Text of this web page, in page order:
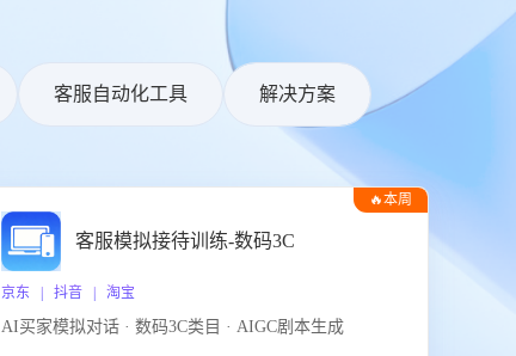
客服自动化工具 解决方案
🔥本周
客服模拟接待训练-数码3C
京东 | 抖音 | 淘宝
AI买家模拟对话 · 数码3C类目 · AIGC剧本生成